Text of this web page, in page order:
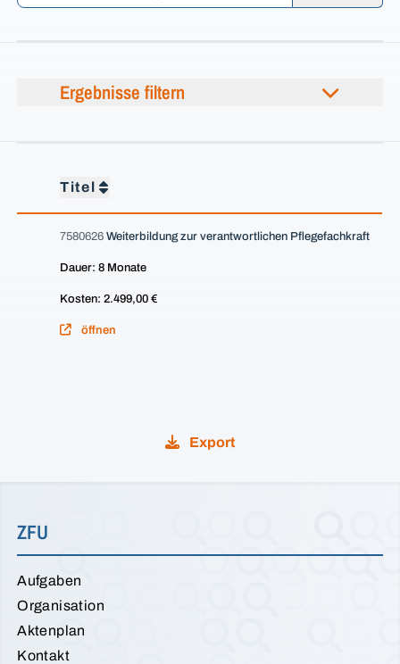
Ergebnisse filtern
Titel
7580626 Weiterbildung zur verantwortlichen Pflegefachkraft
Dauer: 8 Monate
Kosten: 2.499,00 €
öffnen
Export
ZFU
Aufgaben
Organisation
Aktenplan
Kontakt